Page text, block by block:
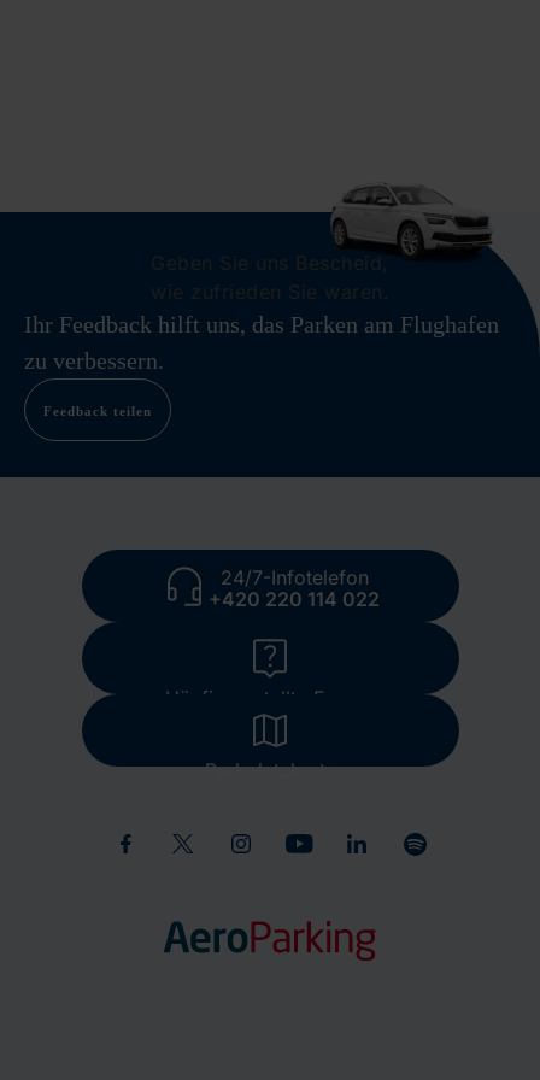
Geben Sie uns Bescheid,
wie zufrieden Sie waren.
Ihr Feedback hilft uns, das Parken am Flughafen
zu verbessern.
Feedback teilen
24/7-Infotelefon
+420 220 114 022
Häufig gestellte Fragen
Parkplatzkarte